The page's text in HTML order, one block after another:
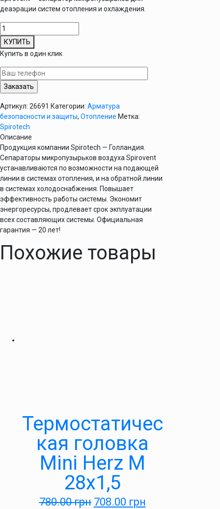
деаэрации систем отопления и охлаждения.
Количество
товара
Сепаратор
микропузырьков
воздуха
SpiroVentAir
КУПИТЬ
Купить в один клик
Артикул: 26691 Категории: Арматура
безопасности и защиты, Отопление Метка:
Spirotech
Описание
Продукция компании Spirotech — Голландия.
Сепараторы микропузырьков воздуха Spirovent
устанавливаются по возможности на подающей
линии в системах отопления, и на обратной линии
в системах холодоснабжения. Повышает
эффективность работы системы. Экономит
энергоресурсы, продлевает срок экплуатации
всех составляющих системы. Официальная
гарантия — 20 лет!
Похожие товары
Термостатичес
кая головка
Mini Herz М
28х1,5
780.00грн 708.00 грн